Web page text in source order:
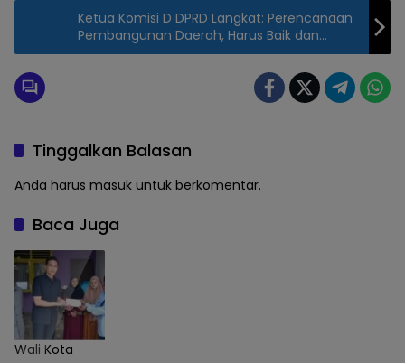
Ketua Komisi D DPRD Langkat: Perencanaan
Pembangunan Daerah, Harus Baik dan
Mengacu Peraturan Pemerintah Pusat
Tinggalkan Balasan
Anda harus masuk untuk berkomentar.
Baca Juga
Wali Kota